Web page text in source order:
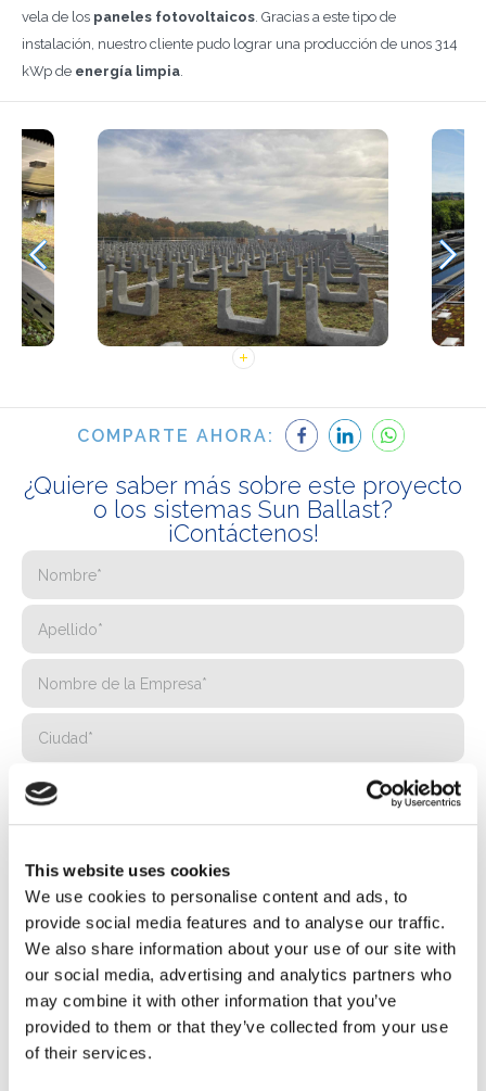
This website uses cookies
We use cookies to personalise content and ads, to
provide social media features and to analyse our traffic.
We also share information about your use of our site with
our social media, advertising and analytics partners who
may combine it with other information that you’ve
provided to them or that they’ve collected from your use
of their services.
vela de los paneles fotovoltaicos. Gracias a este tipo de
instalación, nuestro cliente pudo lograr una producción de unos 314
kWp de energía limpia.
COMPARTE AHORA:
¿Quiere saber más sobre este proyecto
o los sistemas Sun Ballast?
¡Contáctenos!